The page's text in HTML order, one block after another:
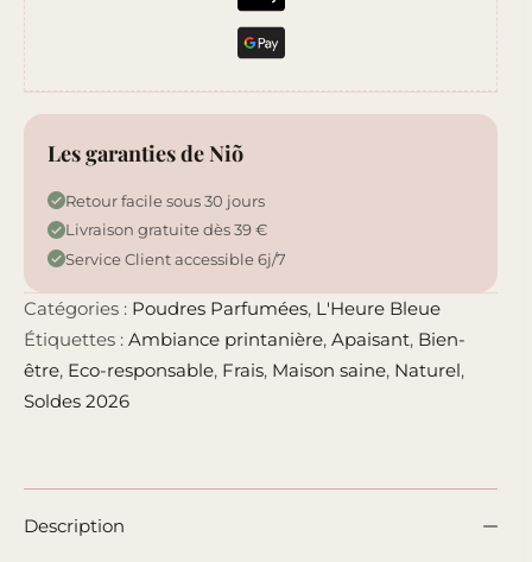
Les garanties de Niõ
Retour facile sous 30 jours
Livraison gratuite dès 39 €
Service Client accessible 6j/7
Catégories : Poudres Parfumées, L'Heure Bleue
Étiquettes : Ambiance printanière, Apaisant, Bien-
être, Eco-responsable, Frais, Maison saine, Naturel,
Soldes 2026
Description